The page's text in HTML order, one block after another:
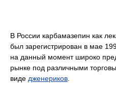
В России карбамазепин как
был зарегистрирован в мае
на данный момент широко
рынке под различными
виде дженериков